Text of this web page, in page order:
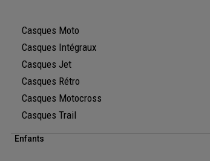
Casques Moto
Casques Intégraux
Casques Jet
Casques Rétro
Casques Motocross
Casques Trail
Enfants